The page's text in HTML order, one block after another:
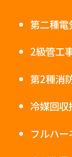
第二種
2級管工
第2種消
冷媒回収
フルハ